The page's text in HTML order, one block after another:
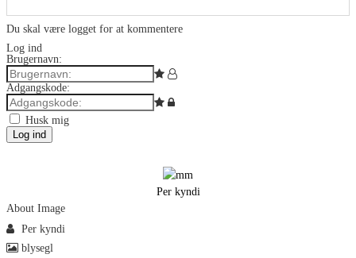
Du skal være logget for at kommentere
Log ind
Brugernavn:
Adgangskode:
Husk mig
Log ind
Per kyndi
About Image
Per kyndi
blysegl